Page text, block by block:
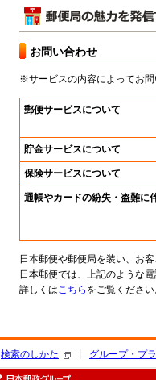
お問い合わせ
※サービスの内容によってお問
郵便サービスについて
貯金サービスについて
保険サービスについて
通帳やカードの紛失・盗難に
日本郵便や郵便局を装い、お
日本郵便では、上記のような
詳しくはこちら をご覧ください
検索のしかた グループ・プ